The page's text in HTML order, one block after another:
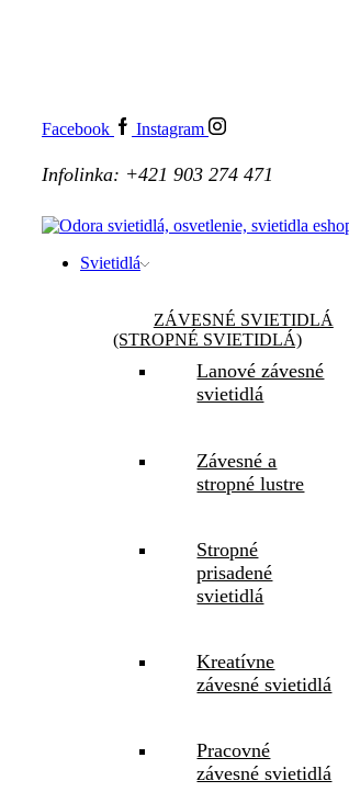
Facebook Instagram
Infolinka: +421 903 274 471
Svietidlá
ZÁVESNÉ SVIETIDLÁ
(STROPNÉ SVIETIDLÁ)
Lanové závesné
svietidlá
Závesné a
stropné lustre
Stropné
prisadené
svietidlá
Kreatívne
závesné svietidlá
Pracovné
závesné svietidlá